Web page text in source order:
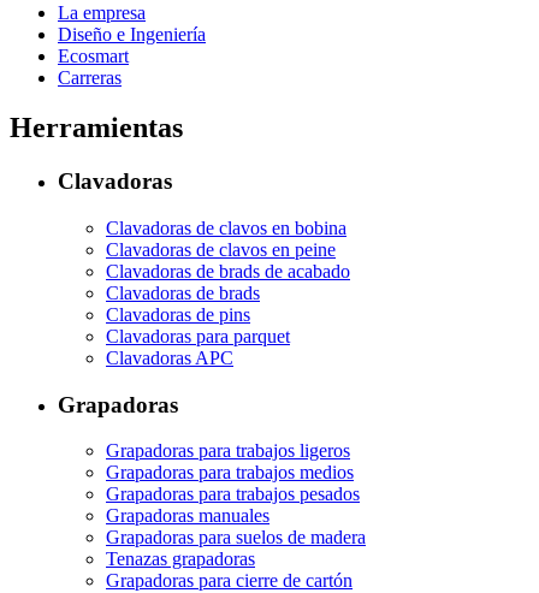
La empresa
Diseño e Ingeniería
Ecosmart
Carreras
Herramientas
Clavadoras
Clavadoras de clavos en bobina
Clavadoras de clavos en peine
Clavadoras de brads de acabado
Clavadoras de brads
Clavadoras de pins
Clavadoras para parquet
Clavadoras APC
Grapadoras
Grapadoras para trabajos ligeros
Grapadoras para trabajos medios
Grapadoras para trabajos pesados
Grapadoras manuales
Grapadoras para suelos de madera
Tenazas grapadoras
Grapadoras para cierre de cartón